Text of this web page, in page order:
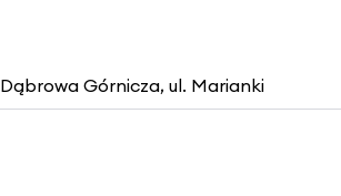
Dąbrowa Górnicza, ul. Marianki